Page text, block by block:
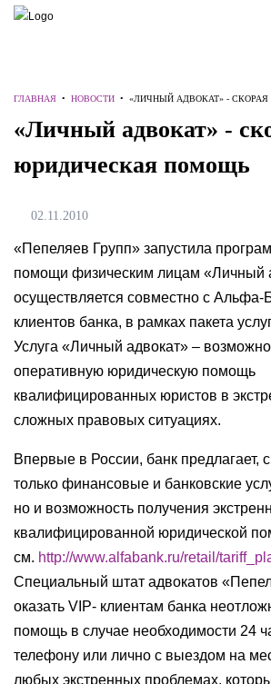
ПОИСК ПО САЙТУ
ГЛАВНАЯ • НОВОСТИ • «ЛИЧНЫЙ АДВОКАТ» -
«Личный адвокат» -
юридическая помощь
02.11.2010
«Пепеляев Групп» запустила
помощи физическим лицам «Личный
осуществляется совместно с Альфа-
клиентов банка, в рамках пакета
Услуга «Личный адвокат» –
оперативную юридическую помощь
квалифицированных юристов в
сложных правовых ситуациях.
Впервые в России, банк предлагает,
только финансовые и банковские
но и возможность получения
квалифицированной юридической
см. http://www.alfabank.ru/retail/
Специальный штат адвокатов
оказать VIP- клиентам банка
помощь в случае необходимости 24
телефону или лично с выездом на
любых экстренных проблемах,